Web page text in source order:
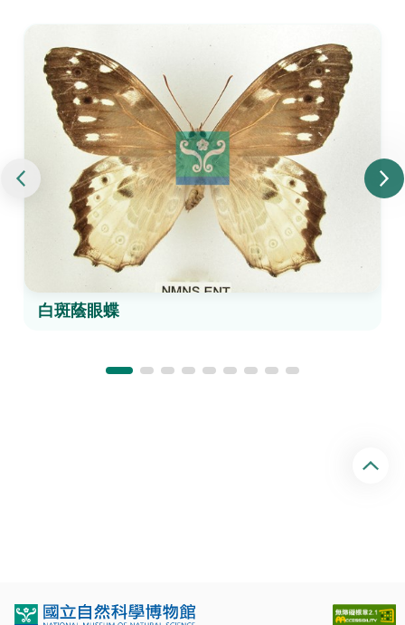
白斑蔭眼蝶
回
頂
端